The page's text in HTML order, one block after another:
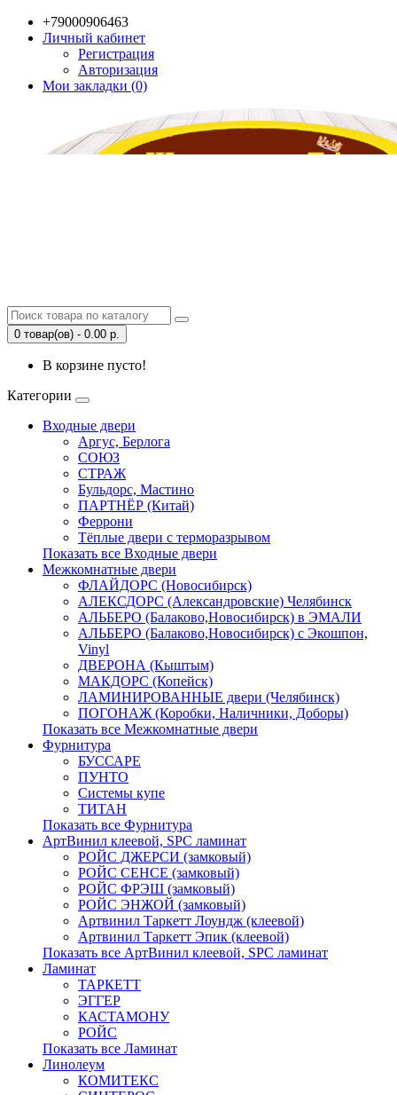
+79000906463
Личный кабинет
Регистрация
Авторизация
Мои закладки (0)
0 товар(ов) - 0.00 р.
В корзине пусто!
Категории
Входные двери
Аргус, Берлога
СОЮЗ
СТРАЖ
Бульдорс, Мастино
ПАРТНЁР (Китай)
Феррони
Тёплые двери с терморазрывом
Показать все Входные двери
Межкомнатные двери
ФЛАЙДОРС (Новосибирск)
АЛЕКСДОРС (Александровские) Челябинск
АЛЬБЕРО (Балаково,Новосибирск) в ЭМАЛИ
АЛЬБЕРО (Балаково,Новосибирск) с Экошпон,
Vinyl
ДВЕРОНА (Кыштым)
МАКДОРС (Копейск)
ЛАМИНИРОВАННЫЕ двери (Челябинск)
ПОГОНАЖ (Коробки, Наличники, Доборы)
Показать все Межкомнатные двери
Фурнитура
БУССАРЕ
ПУНТО
Системы купе
ТИТАН
Показать все Фурнитура
АртВинил клеевой, SPC ламинат
РОЙС ДЖЕРСИ (замковый)
РОЙС СЕНСЕ (замковый)
РОЙС ФРЭШ (замковый)
РОЙС ЭНЖОЙ (замковый)
Артвинил Таркетт Лоундж (клеевой)
Артвинил Таркетт Эпик (клеевой)
Показать все АртВинил клеевой, SPC ламинат
Ламинат
ТАРКЕТТ
ЭГГЕР
КАСТАМОНУ
РОЙС
Показать все Ламинат
Линолеум
КОМИТЕКС